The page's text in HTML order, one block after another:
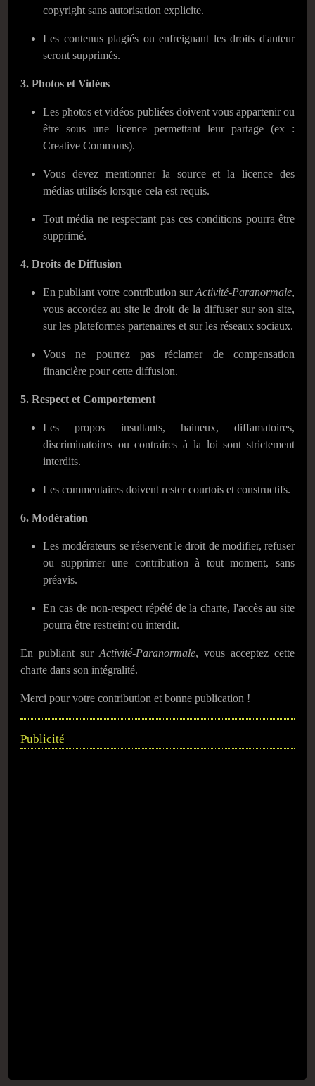
copyright sans autorisation explicite.
Les contenus plagiés ou enfreignant les droits d'auteur
seront supprimés.
3. Photos et Vidéos
Les photos et vidéos publiées doivent vous appartenir ou
être sous une licence permettant leur partage (ex :
Creative Commons).
Vous devez mentionner la source et la licence des
médias utilisés lorsque cela est requis.
Tout média ne respectant pas ces conditions pourra être
supprimé.
4. Droits de Diffusion
En publiant votre contribution surActivité-Paranormale,
vous accordez au site le droit de la diffuser sur son site,
sur les plateformes partenaires et sur les réseaux sociaux.
Vous ne pourrez pas réclamer de compensation
financière pour cette diffusion.
5. Respect et Comportement
Les propos insultants, haineux, diffamatoires,
discriminatoires ou contraires à la loi sont strictement
interdits.
Les commentaires doivent rester courtois et constructifs.
6. Modération
Les modérateurs se réservent le droit de modifier, refuser
ou supprimer une contribution à tout moment, sans
préavis.
En cas de non-respect répété de la charte, l'accès au site
pourra être restreint ou interdit.
En publiant sur Activité-Paranormale, vous acceptez cette
charte dans son intégralité.
Merci pour votre contribution et bonne publication !
Publicité